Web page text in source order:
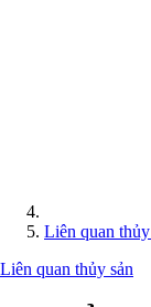
Liên quan thủy
Liên quan thủy sản